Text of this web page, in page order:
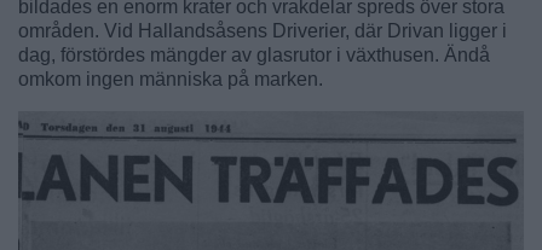
bildades en enorm krater och vrakdelar spreds över stora
områden. Vid Hallandsåsens Driverier, där Drivan ligger i
dag, förstördes mängder av glasrutor i växthusen. Ändå
omkom ingen människa på marken.